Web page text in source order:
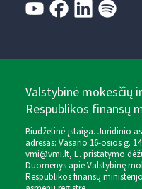
Valstybinė mokesčių
Respublikos finansų
Biudžetinė įstaiga. Juridinio
adresas: Vasario 16-osios g.
vmi@vmi.lt, E. pristatymo
Duomenys apie Valstybinę
Respublikos finansų